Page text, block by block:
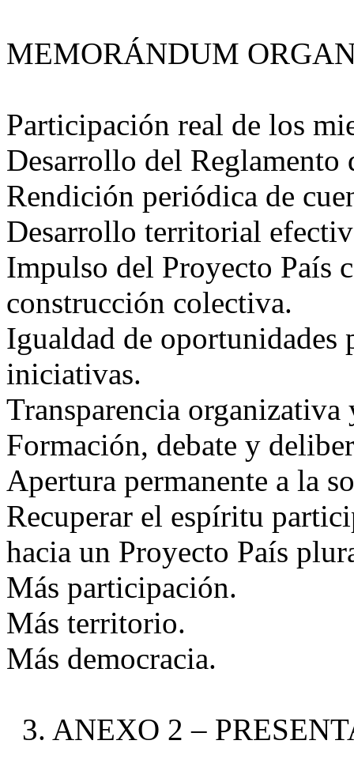
MEMORÁNDUM
Participación real de los
Desarrollo del Reglamento
Rendición periódica de
Desarrollo territorial
Impulso del Proyecto País
construcción colectiva.
Igualdad de oportunidades
iniciativas.
Transparencia
Formación, debate y
Apertura permanente a la
Recuperar el espíritu
hacia un Proyecto País
Más participación.
Más territorio.
Más democracia.
3. ANEXO 2 –